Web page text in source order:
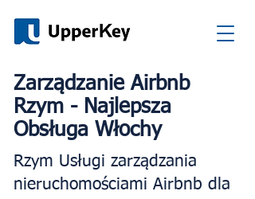
Zarządzanie Airbnb
Rzym - Najlepsza
Obsługa Włochy
Rzym Usługi zarządzania
nieruchomościami Airbnb dla